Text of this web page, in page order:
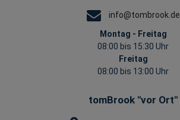
info@tombrook.de
Montag - Freitag
08:00 bis 15:30 Uhr
Freitag
08:00 bis 13:00 Uhr
tomBrook "vor Ort"